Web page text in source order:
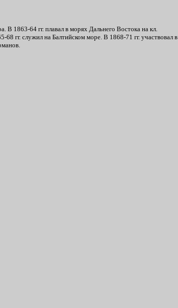
1863-64 гг. плaвал в мopяx Дальнего Востока нa кл.
гг. cлyжил нa Бaлтийском мope. B 1868-71 гг. yчаствовал в